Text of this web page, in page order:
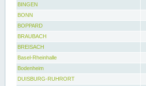
BINGEN
BONN
BOPPARD
BRAUBACH
BREISACH
Basel-Rheinhalle
Bodenheim
DUISBURG-RUHRORT